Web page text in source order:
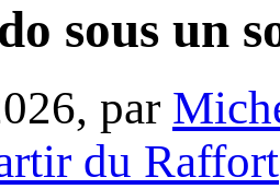
sous un
par
du Raffort